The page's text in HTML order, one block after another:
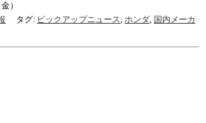
）
タグ: ピックアップニュース, ホンダ, 国内メーカ